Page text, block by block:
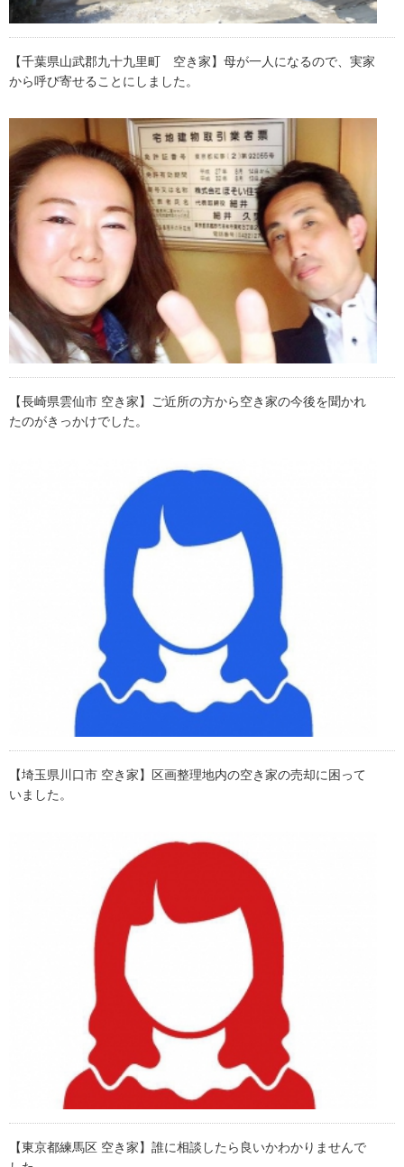
【千葉県山武郡九十九里町 空き家】母が一人になるので、実家
から呼び寄せることにしました。
【長崎県雲仙市 空き家】ご近所の方から空き家の今後を聞かれ
たのがきっかけでした。
【埼玉県川口市 空き家】区画整理地内の空き家の売却に困って
いました。
【東京都練馬区 空き家】誰に相談したら良いかわかりませんで